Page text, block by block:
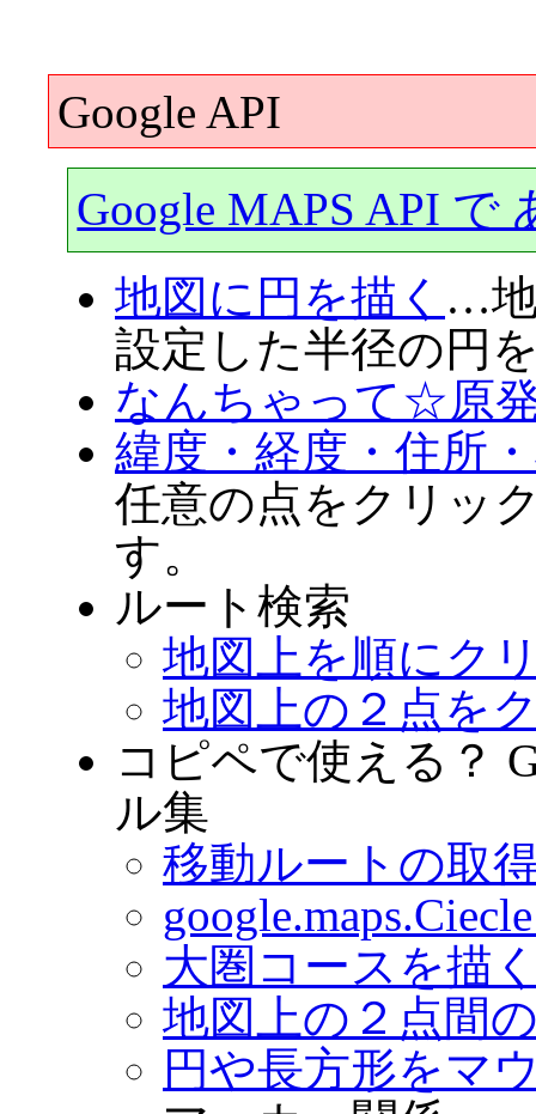
Google API
Google MAPS API で
地図に円を描く …地
設定した半径の円
なんちゃって☆原
緯度・経度・住所
任意の点をクリッ
す。
ルート検索
地図上を順にク
地図上の２点を
コピペで使える？
ル集
移動ルートの取
大圏コースを描
地図上の２点間
円や長方形をマ